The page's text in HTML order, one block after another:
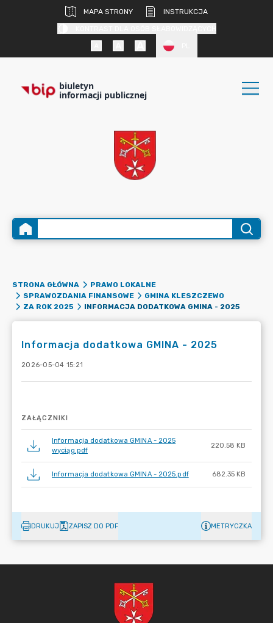
MAPA STRONY
INSTRUKCJA
biuletyn
informacji publicznej
STRONA GŁÓWNA
PRAWO LOKALNE
SPRAWOZDANIA FINANSOWE
GMINA KLESZCZEWO
ZA ROK 2025
INFORMACJA DODATKOWA GMINA - 2025
Informacja dodatkowa GMINA - 2025
2026-05-04 15:21
ZAŁĄCZNIKI
Informacja dodatkowa GMINA - 2025
wyciąg.pdf
220.58 KB
Informacja dodatkowa GMINA - 2025.pdf 682.35 KB
DRUKUJ ZAPISZ DO PDF METRYCZKA